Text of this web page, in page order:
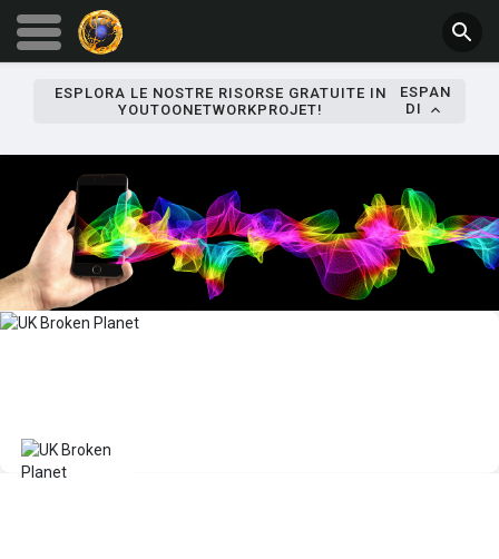
ESPLORA LE NOSTRE RISORSE GRATUITE IN
YOUTOONETWORKPROJET!
ESPAN
DI